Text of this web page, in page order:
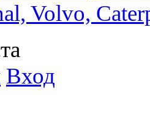
Volvo,
Вход